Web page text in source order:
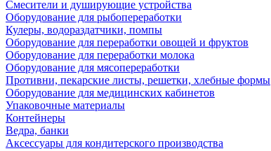
Смесители и душирующие устройства
Оборудование для рыбопереработки
Кулеры, водораздатчики, помпы
Оборудование для переработки овощей и фруктов
Оборудование для переработки молока
Оборудование для мясопереработки
Противни, пекарские листы, решетки, хлебные формы
Оборудование для медицинских кабинетов
Упаковочные материалы
Контейнеры
Ведра, банки
Аксессуары для кондитерского производства